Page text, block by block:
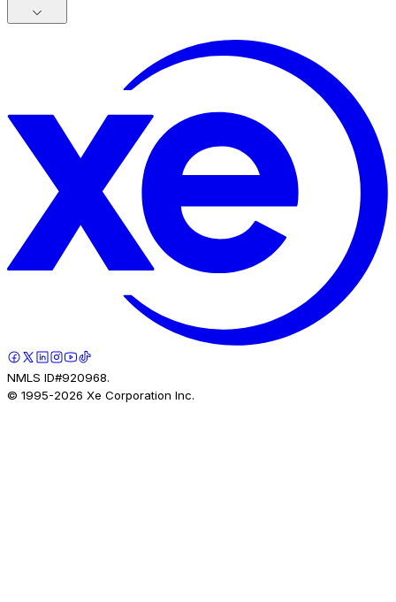
NMLS ID#920968.
© 1995-2026 Xe Corporation Inc.